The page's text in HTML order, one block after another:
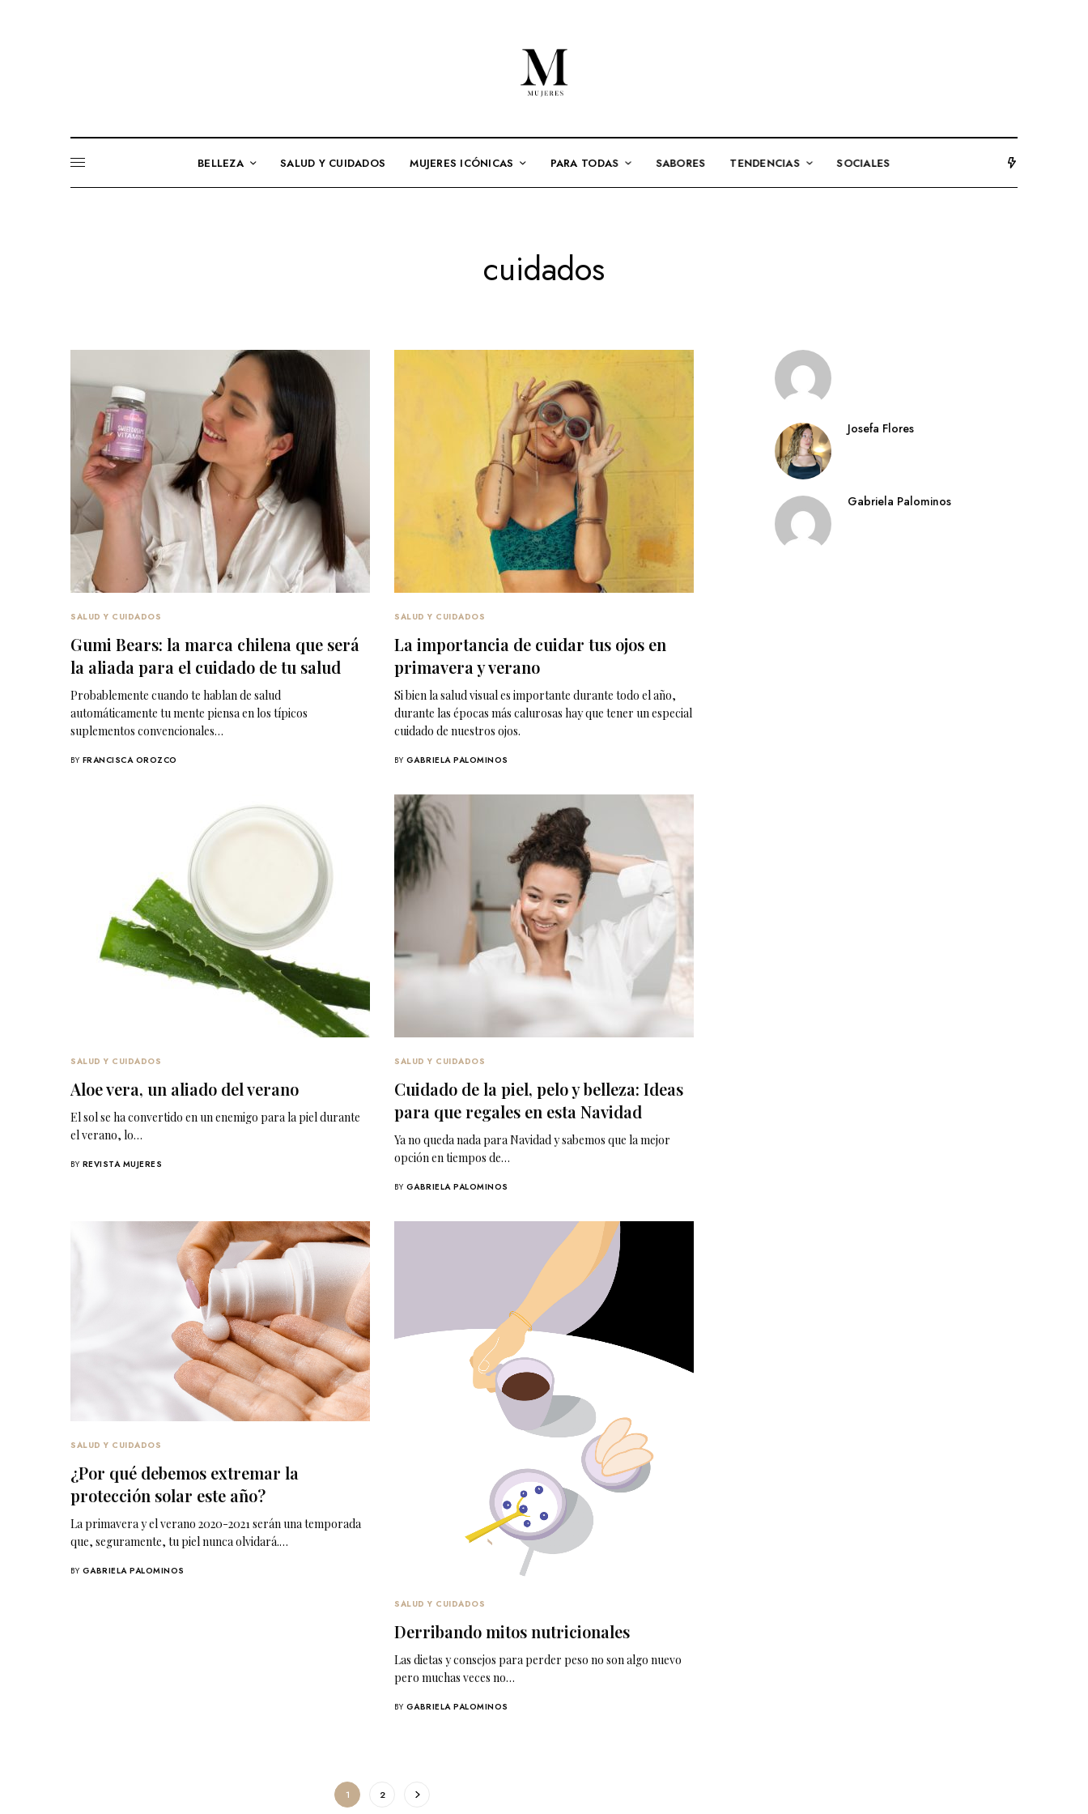
BELLEZA SALUD Y CUIDADOS MUJERES ICÓNICAS PARA TODAS SABORES TENDENCIAS SOCIALES
cuidados
SALUD Y CUIDADOS
Gumi Bears: la marca chilena que será
la aliada para el cuidado de tu salud
Probablemente cuando te hablan de salud
automáticamente tu mente piensa en los típicos
suplementos convencionales…
BY FRANCISCA OROZCO
SALUD Y CUIDADOS
La importancia de cuidar tus ojos en
primavera y verano
Si bien la salud visual es importante durante todo el año,
durante las épocas más calurosas hay que tener un especial
cuidado de nuestros ojos.
BY GABRIELA PALOMINOS
SALUD Y CUIDADOS
Aloe vera, un aliado del verano
El sol se ha convertido en un enemigo para la piel durante
el verano, lo…
BY REVISTA MUJERES
SALUD Y CUIDADOS
Cuidado de la piel, pelo y belleza: Ideas
para que regales en esta Navidad
Ya no queda nada para Navidad y sabemos que la mejor
opción en tiempos de…
BY GABRIELA PALOMINOS
SALUD Y CUIDADOS
¿Por qué debemos extremar la
protección solar este año?
La primavera y el verano 2020-2021 serán una temporada
que, seguramente, tu piel nunca olvidará.…
BY GABRIELA PALOMINOS
SALUD Y CUIDADOS
Derribando mitos nutricionales
Las dietas y consejos para perder peso no son algo nuevo
pero muchas veces no…
BY GABRIELA PALOMINOS
1 2
Josefa Flores
Gabriela Palominos